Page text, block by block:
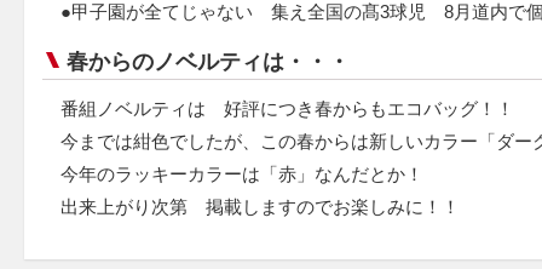
●甲子園が全てじゃない 集え全国の髙3球児 8月道内で
春からのノベルティは・・・
番組ノベルティは 好評につき春からもエコバッグ！！
今までは紺色でしたが、この春からは新しいカラー「ダー
今年のラッキーカラーは「赤」なんだとか！
出来上がり次第 掲載しますのでお楽しみに！！